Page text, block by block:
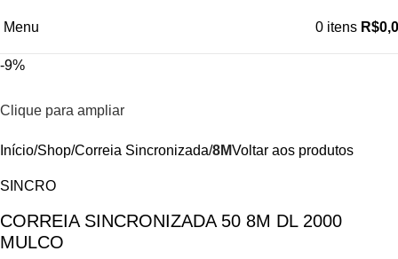
Menu 0 itens R$
-9%
Clique para ampliar
Início Shop Correia Sincronizada 8MVoltar aos produtos
SINCRO
CORREIA SINCRONIZADA 50 8M DL 2000
MULCO